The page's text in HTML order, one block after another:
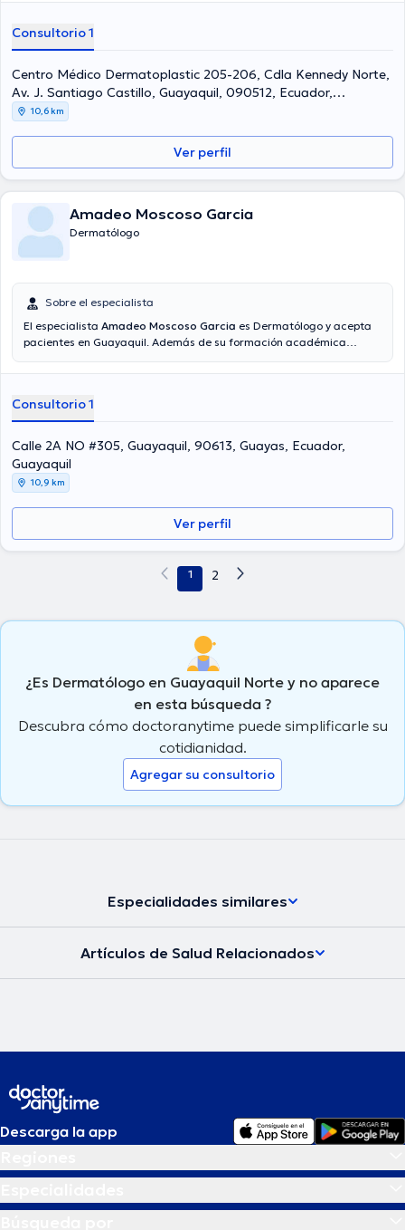
Consultorio 1
Centro Médico Dermatoplastic 205-206, Cdla Kennedy Norte,
Av. J. Santiago Castillo, Guayaquil, 090512, Ecuador,
Guayaquil
10,6 km
Ver perfil
Amadeo Moscoso Garcia
Dermatólogo
Sobre el especialista
El especialista Amadeo Moscoso Garcia es Dermatólogo y acepta
pacientes en Guayaquil. Además de su formación académica
de especialidad. El doctor tiene varios años de experiencia laboral
como miembro de diversas asociaciones médicas. Amadeo
Moscoso Garcia ha intervenido en múltiples conferencias con la
meta de tener una formación continua en su temática de
especialización y ha compartido numerosas ediciones.
Consultorio 1
Calle 2A NO #305, Guayaquil, 90613, Guayas, Ecuador,
Guayaquil
10,9 km
Ver perfil
1 2
¿Es Dermatólogo en Guayaquil Norte y no aparece
en esta búsqueda ?
Descubra cómo doctoranytime puede simplificarle su
cotidianidad.
Agregar su consultorio
Especialidades similares
Artículos de Salud Relacionados
Descarga la app